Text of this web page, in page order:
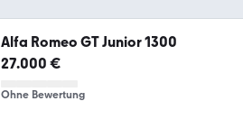
Alfa Romeo GT Junior 1300
27.000 €
Ohne Bewertung